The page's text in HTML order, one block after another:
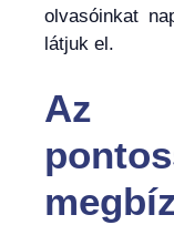
olvasóinkat
látjuk el.
Az